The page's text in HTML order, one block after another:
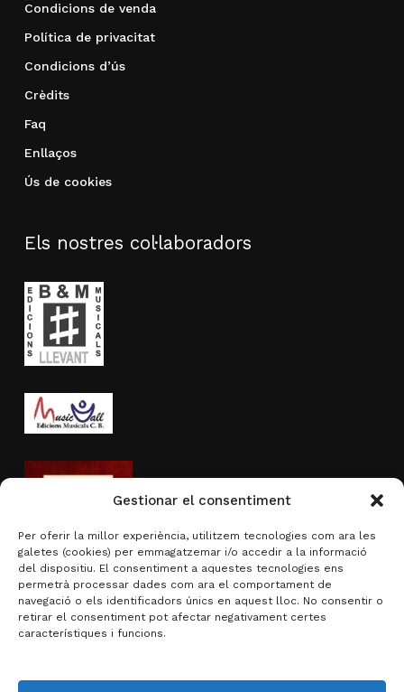
Gestionar el consentiment
Per oferir la millor experiència, utilitzem tecnologies com ara les
galetes (cookies) per emmagatzemar i/o accedir a la informació
del dispositiu. El consentiment a aquestes tecnologies ens
permetrà processar dades com ara el comportament de
navegació o els identificadors únics en aquest lloc. No consentir o
retirar el consentiment pot afectar negativament certes
característiques i funcions.
Condicions de venda
Política de privacitat
Condicions d’ús
Crèdits
Faq
Enllaços
Ús de cookies
Els nostres col·laboradors
Activitat subvencionada per